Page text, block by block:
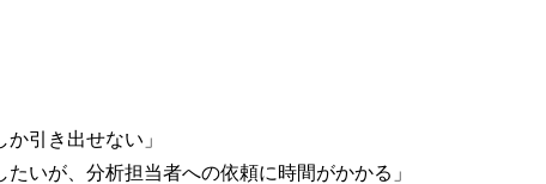
引き出せない」
いが、分析担当者への依頼に時間がかかる」